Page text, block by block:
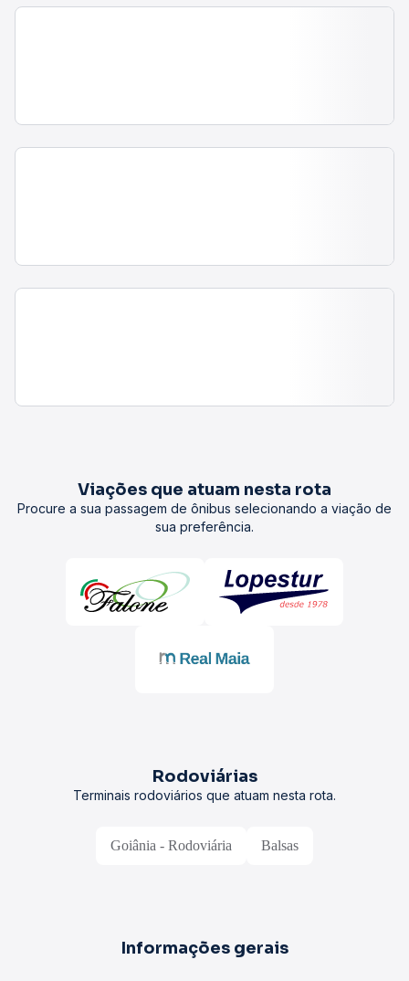
Viações que atuam nesta rota
Procure a sua passagem de ônibus selecionando a viação de
sua preferência.
Rodoviárias
Terminais rodoviários que atuam nesta rota.
Goiânia - Rodoviária Balsas
Informações gerais